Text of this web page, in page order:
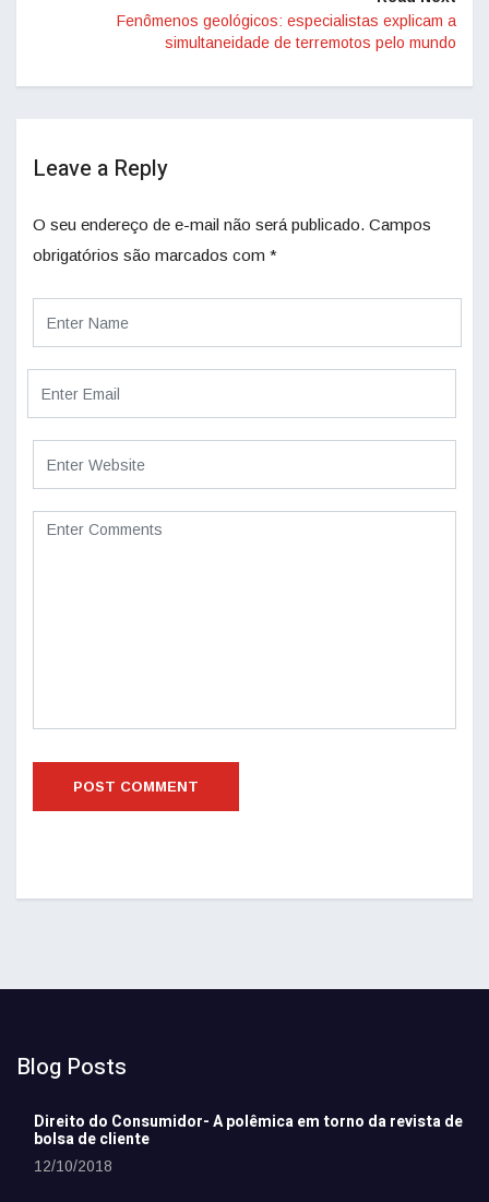
Fenômenos geológicos: especialistas explicam a
simultaneidade de terremotos pelo mundo
Leave a Reply
O seu endereço de e-mail não será publicado. Campos
obrigatórios são marcados com *
Blog Posts
Direito do Consumidor- A polêmica em torno da revista de
bolsa de cliente
12/10/2018